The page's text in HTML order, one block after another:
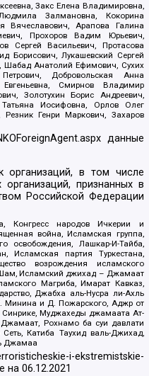
Закс Елена Владимировна,
Залмановна, Кокорина
Вячеславович, Арапова Галина
Прохоров Вадим Юрьевич,
Сергей Васильевич, Протасова
Борисович, Лукашевский Сергей
Шабад Анатолий Ефимович, Сухих
Добровольская Анна
Смирнов Владимир
Золотухин Борис Андреевич,
Иосифовна, Орлов Олег
Генри Маркович, Захаров
данные
в том числе
признанных в
Российской Федерации
Конгресс народов Ичкерии и
война, Исламская группа,
освобождения, Лашкар-И-Тайба,
Исламская партия Туркестана,
возрождения исламского
Исламский джихад – Джамаат
Магриба, Имарат Кавказ,
Джабха аль-Нусра ли-Ахль
Минина и Д. Пожарского, Аджр от
Синрике, Муджахеды джамаата Ат-
Рохнамо ба суи давлати
Катиба Таухид валь-Джихад,
Джамаа
i-ekstremistskie-
на06.12.2021